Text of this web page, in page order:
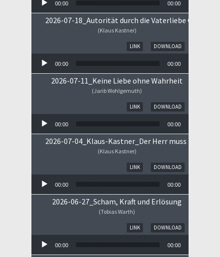
00:00 00:00
2026-07-18_Autorität durch die Vaterliebe Gottes
(Klaus Kastner)
DOWNLOAD
LINK
00:00 00:00
2026-07-11_Keine Liebe ohne Wahrheit
(Jarib Wohlgemuth)
DOWNLOAD
LINK
00:00 00:00
2026-07-04_Klaus-Kastner_Der Herr muss im
(Klaus Kastner)
DOWNLOAD
LINK
00:00 00:00
2026-06-27_Scham, Kraft und Erlösung
(Tobias Warth)
DOWNLOAD
LINK
00:00 00:00